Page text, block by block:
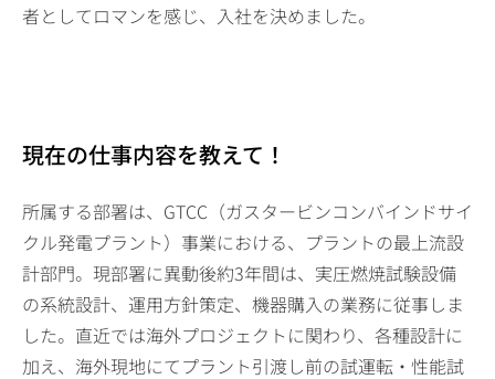
者としてロマンを感じ、入社を決めました。
現在の仕事内容を教えて！
所属する部署は、GTCC（ガスタービンコンバインドサイ
クル発電プラント）事業における、プラントの最上流設
計部門。現部署に異動後約3年間は、実圧燃焼試験設備
の系統設計、運用方針策定、機器購入の業務に従事しま
した。直近では海外プロジェクトに関わり、各種設計に
加え、海外現地にてプラント引渡し前の試運転・性能試